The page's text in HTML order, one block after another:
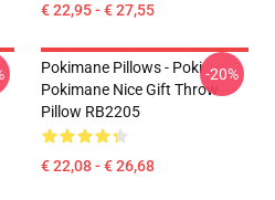
€ 22,95 - € 27,55
Pokimane Pillows - Poki
Pokimane Nice Gift Throw
Pillow RB2205
€ 22,08 - € 26,68
-20%